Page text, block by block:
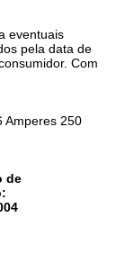
eventuais
pela data de
Com
Amperes 250
de